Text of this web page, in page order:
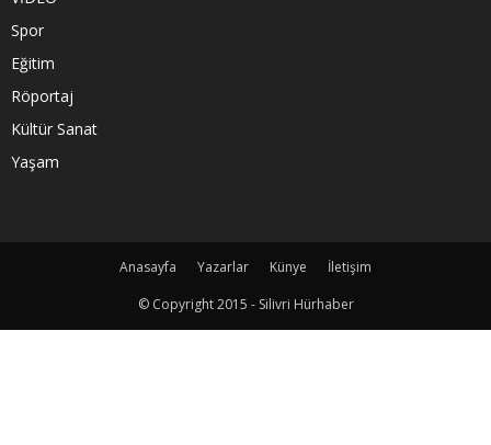
Spor
Eğitim
Röportaj
Kültür Sanat
Yaşam
Anasayfa Yazarlar Künye
İletişim
© Copyright 2015 - Silivri Hürhaber